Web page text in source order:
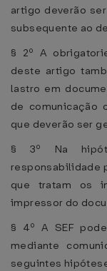
artigo deverão
subsequente ao
§ 2º A
deste artigo
lastro em
de comunicação
que deverão ser
§ 3º Na
responsabilidade
que tratam os
impressor do
§ 4º A SEF
mediante
seguintes